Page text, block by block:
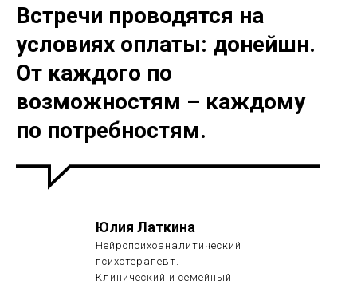
Встречи проводятся на
условиях оплаты: донейшн.
От каждого по
возможностям – каждому
по потребностям.
Юлия Латкина
Нейропсихоаналитический
психотерапевт.
Клинический и семейный